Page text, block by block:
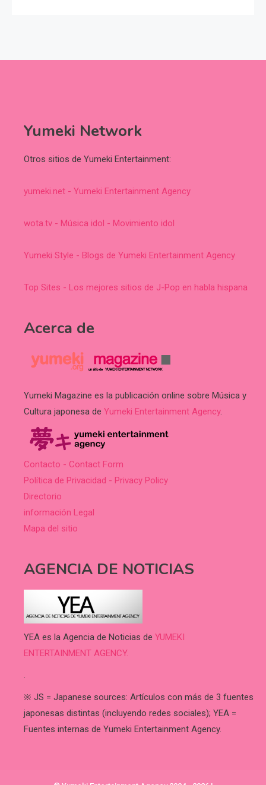
Yumeki Network
Otros sitios de Yumeki Entertainment:
yumeki.net - Yumeki Entertainment Agency
wota.tv - Música idol - Movimiento idol
Yumeki Style - Blogs de Yumeki Entertainment Agency
Top Sites - Los mejores sitios de J-Pop en habla hispana
Acerca de
Yumeki Magazine es la publicación online sobre Música y
Cultura japonesa de Yumeki Entertainment Agency.
Contacto - Contact Form
Política de Privacidad - Privacy Policy
Directorio
información Legal
Mapa del sitio
AGENCIA DE NOTICIAS
YEA es la Agencia de Noticias de YUMEKI
ENTERTAINMENT AGENCY.
.
※ JS = Japanese sources: Artículos con más de 3 fuentes
japonesas distintas (incluyendo redes sociales); YEA =
Fuentes internas de Yumeki Entertainment Agency.